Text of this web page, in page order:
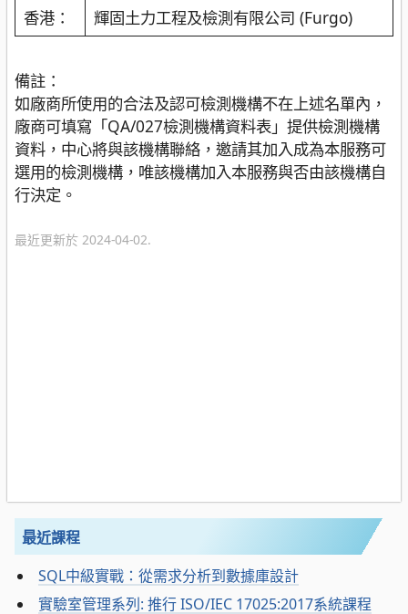
香港： 輝固土力工程及檢測有限公司 (Furgo)
備註：
如廠商所使用的合法及認可檢測機構不在上述名單內，
廠商可填寫「QA/027檢測機構資料表」提供檢測機構
資料，中心將與該機構聯絡，邀請其加入成為本服務可
選用的檢測機構，唯該機構加入本服務與否由該機構自
行決定。
最近更新於 2024-04-02.
最近課程
SQL中級實戰：從需求分析到數據庫設計
實驗室管理系列: 推行 ISO/IEC 17025:2017系統課程